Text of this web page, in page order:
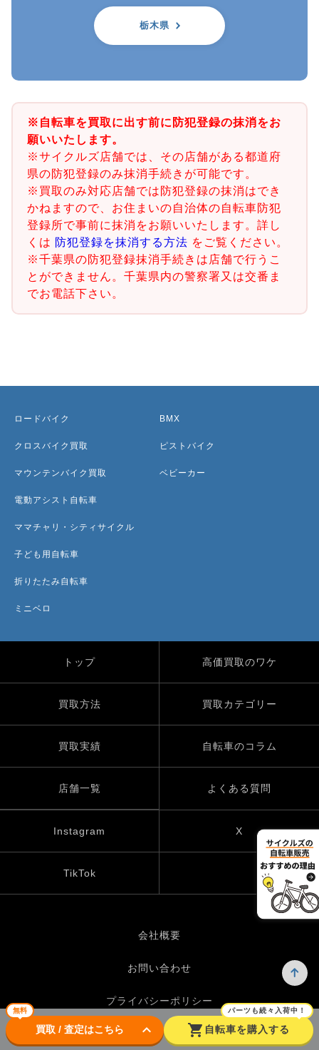
栃木県
※自転車を買取に出す前に防犯登録の抹消をお
願いいたします。
※サイクルズ店舗では、その店舗がある都道府
県の防犯登録のみ抹消手続きが可能です。
※買取のみ対応店舗では防犯登録の抹消はでき
かねますので、お住まいの自治体の自転車防犯
登録所で事前に抹消をお願いいたします。詳し
くは 防犯登録を抹消する方法 をご覧ください。
※千葉県の防犯登録抹消手続きは店舗で行うこ
とができません。千葉県内の警察署又は交番ま
でお電話下さい。
無料
買取 / 査定はこちら keyboard_arrow_down shopping_cart
パーツも続々入荷中！
自転車を購入する
ロードバイク
クロスバイク買取
マウンテンバイク買取
電動アシスト自転車
ママチャリ・シティサイクル
子ども用自転車
折りたたみ自転車
ミニベロ
BMX
ピストバイク
ベビーカー
トップ 高価買取のワケ
買取方法 買取カテゴリー
買取実績 自転車のコラム
店舗一覧 よくある質問
Instagram X
TikTok
会社概要
お問い合わせ
プライバシーポリシー